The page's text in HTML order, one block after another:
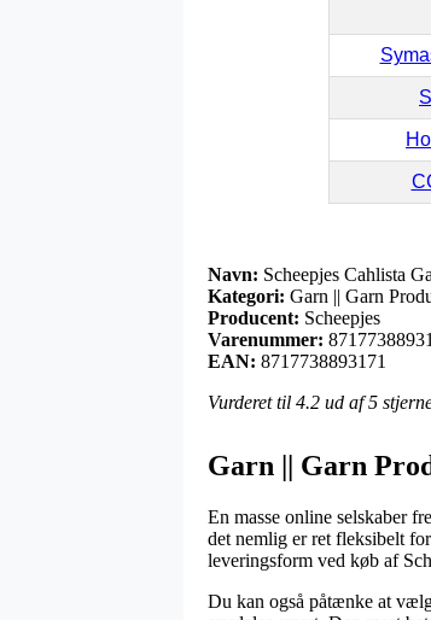
Navn: Scheepjes Cahlista
Kategori: Garn || Garn
Producent: Scheepjes
Varenummer:
EAN: 8717738893171
Vurderet til 4.2 ud af 5
Garn || Garn
En masse online selskaber
det nemlig er ret fleksibelt
leveringsform ved køb af
Du kan også påtænke at